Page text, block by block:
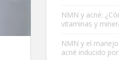
NMN y acné:
vitaminas y
NMN y el
acné inducido